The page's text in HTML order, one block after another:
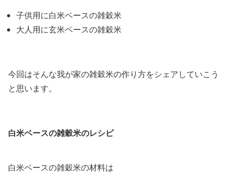
子供用に白米ベースの雑穀米
大人用に玄米ベースの雑穀米
今回はそんな我が家の雑穀米の作り方をシェアしていこう
と思います。
白米ベースの雑穀米のレシピ
白米ベースの雑穀米の材料は